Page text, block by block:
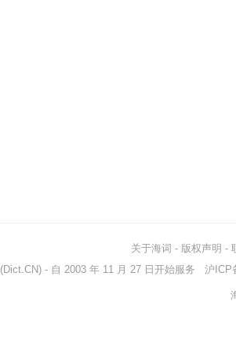
关于海词 - 版权声明 -
(Dict.CN) - 自 2003 年 11 月 27 日开始服务 沪ICP